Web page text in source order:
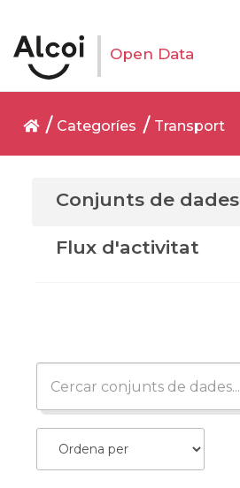
Open Data
Categoríes Transport
Conjunts de dades
Flux d'activitat